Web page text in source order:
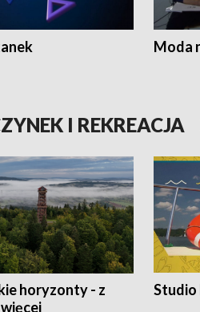
Moda
I REKREACJA
horyzonty - z
Studio